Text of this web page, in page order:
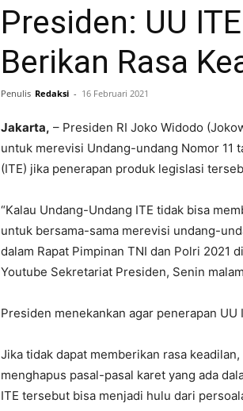
Presiden: UU
Berikan Rasa
Penulis Redaksi - 16 Februari 2021
Jakarta, – Presiden RI Joko Widodo
untuk merevisi Undang-undang Nomor 11
(ITE) jika penerapan produk legislasi
“Kalau Undang-Undang ITE tidak bisa
untuk bersama-sama merevisi undang-
dalam Rapat Pimpinan TNI dan Polri 2021
Youtube Sekretariat Presiden, Senin
Presiden menekankan agar penerapan
Jika tidak dapat memberikan rasa
menghapus pasal-pasal karet yang ada
ITE tersebut bisa menjadi hulu dari